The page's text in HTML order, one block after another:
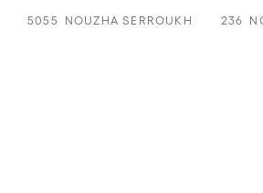
5055 NOUZHA SERROUKH 236